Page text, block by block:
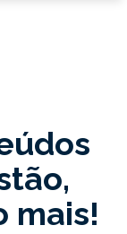
mais!